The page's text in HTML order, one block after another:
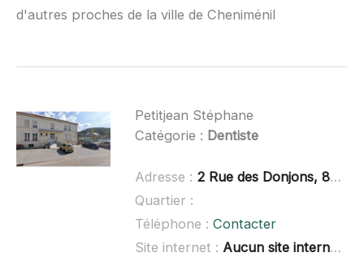
d'autres proches de la ville de Cheniménil
Petitjean Stéphane
Catégorie : Dentiste
Adresse : 2 Rue des Donjons, 88510 Éloyes
Quartier :
Téléphone : Contacter
Site internet : Aucun site internet connu